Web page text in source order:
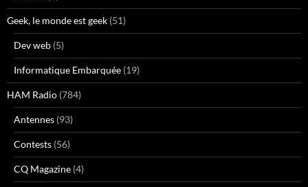
Geek, le monde est geek (51)
Dev web (5)
Informatique Embarquée (19)
HAM Radio (784)
Antennes (93)
Contests (56)
CQ Magazine (4)